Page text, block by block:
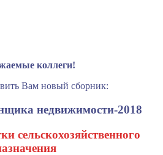
коллеги!
Вам новый сборник:
недвижимости-2018
сельскохозяйственного